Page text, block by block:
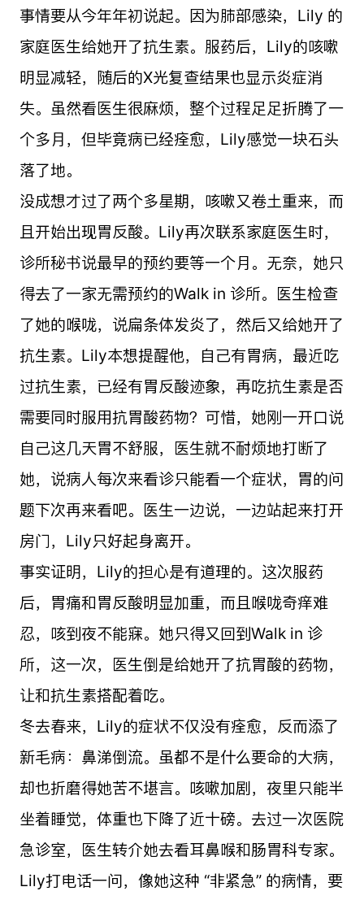
事情要从今年年初说起。因为肺部感染，Lily 的
家庭医生给她开了抗生素。服药后，Lily的咳嗽
明显减轻，随后的X光复查结果也显示炎症消
失。虽然看医生很麻烦，整个过程足足折腾了一
个多月，但毕竟病已经痊愈，Lily感觉一块石头
落了地。
没成想才过了两个多星期，咳嗽又卷土重来，而
且开始出现胃反酸。Lily再次联系家庭医生时，
诊所秘书说最早的预约要等一个月。无奈，她只
得去了一家无需预约的Walk in 诊所。医生检查
了她的喉咙，说扁条体发炎了，然后又给她开了
抗生素。Lily本想提醒他，自己有胃病，最近吃
过抗生素，已经有胃反酸迹象，再吃抗生素是否
需要同时服用抗胃酸药物？可惜，她刚一开口说
自己这几天胃不舒服，医生就不耐烦地打断了
她，说病人每次来看诊只能看一个症状，胃的问
题下次再来看吧。医生一边说，一边站起来打开
房门，Lily只好起身离开。
事实证明，Lily的担心是有道理的。这次服药
后，胃痛和胃反酸明显加重，而且喉咙奇痒难
忍，咳到夜不能寐。她只得又回到Walk in 诊
所，这一次，医生倒是给她开了抗胃酸的药物，
让和抗生素搭配着吃。
冬去春来，Lily的症状不仅没有痊愈，反而添了
新毛病：鼻涕倒流。虽都不是什么要命的大病，
却也折磨得她苦不堪言。咳嗽加剧，夜里只能半
坐着睡觉，体重也下降了近十磅。去过一次医院
急诊室，医生转介她去看耳鼻喉和肠胃科专家。
Lily打电话一问，像她这种 “非紧急” 的病情，要